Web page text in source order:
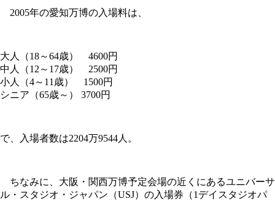
2005年の愛知万博の入場料は、
大人（18～64歳） 4600円
中人（12～17歳） 2500円
小人（4～11歳） 1500円
シニア（65歳～） 3700円
で、入場者数は2204万9544人。
ちなみに、大阪・関西万博予定会場の近くにあるユニバーサ
ル・スタジオ・ジャパン（USJ）の入場券（1デイスタジオパ